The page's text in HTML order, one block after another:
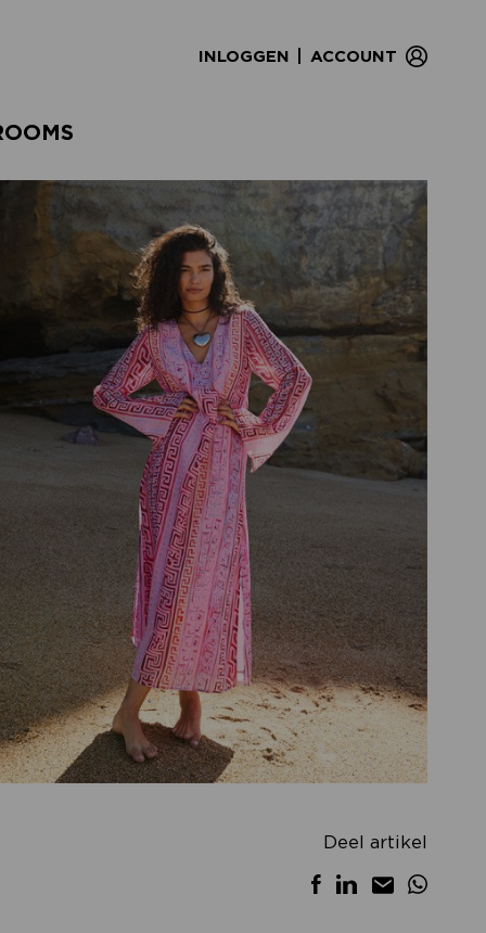
INLOGGEN ACCOUNT
Deel artikel